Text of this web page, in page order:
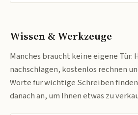
Wissen & Werkzeuge
Manches braucht keine eigene Tür:
nachschlagen, kostenlos rechnen
Worte für wichtige Schreiben
danach an, um Ihnen etwas zu